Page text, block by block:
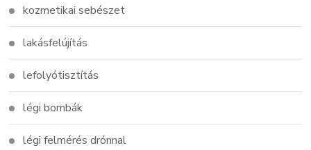
kozmetikai sebészet
lakásfelújítás
lefolyótisztítás
légi bombák
légi felmérés drónnal